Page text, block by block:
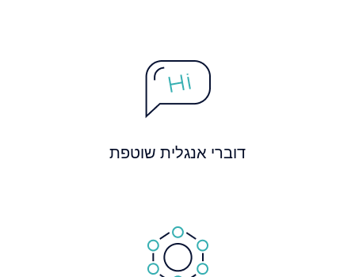
דוברי אנגלית שוטפת